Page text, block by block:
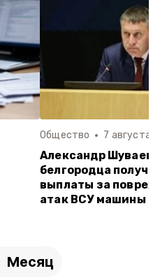
Общество 7 августа ,
Александр Шуваев:
белгородца
выплаты за
атак ВСУ машины
Месяц